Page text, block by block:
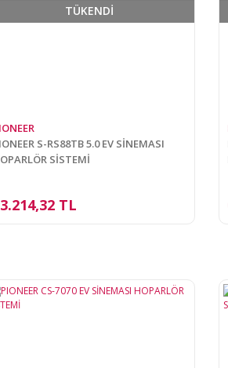
TÜKENDİ
S-RS88TB 5.0 EV SİNEMASI
SİSTEMİ
TL